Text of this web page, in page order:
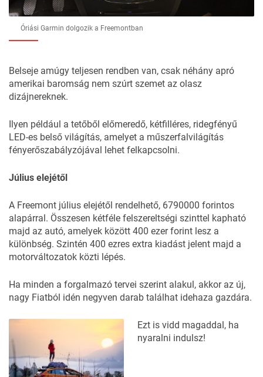
Óriási Garmin dolgozik a Freemontban
Belseje amúgy teljesen rendben van, csak néhány apró
amerikai baromság nem szúrt szemet az olasz
dizájnereknek.
Ilyen például a tetőből előmeredő, kétfilléres, ridegfényű
LED-es belső világítás, amelyet a műszerfalvilágítás
fényerőszabályzójával lehet felkapcsolni.
Július elejétől
A Freemont július elejétől rendelhető, 6790000 forintos
alapárral. Összesen kétféle felszereltségi szinttel kapható
majd az autó, amelyek között 400 ezer forint lesz a
különbség. Szintén 400 ezres extra kiadást jelent majd a
motorváltozatok közti lépés.
Ha minden a forgalmazó tervei szerint alakul, akkor az új,
nagy Fiatból idén negyven darab találhat idehaza gazdára.
Ezt is vidd magaddal, ha
nyaralni indulsz!